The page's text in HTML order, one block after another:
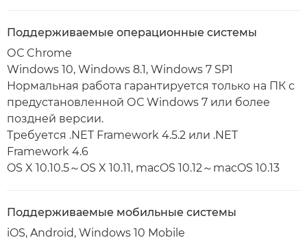
Поддерживаемые операционные системы
ОС Chrome
Windows 10, Windows 8.1, Windows 7 SP1
Нормальная работа гарантируется только на ПК с
предустановленной ОС Windows 7 или более
поздней версии.
Требуется .NET Framework 4.5.2 или .NET
Framework 4.6
OS X 10.10.5～OS X 10.11, macOS 10.12～macOS 10.13
Поддерживаемые мобильные системы
iOS, Android, Windows 10 Mobile